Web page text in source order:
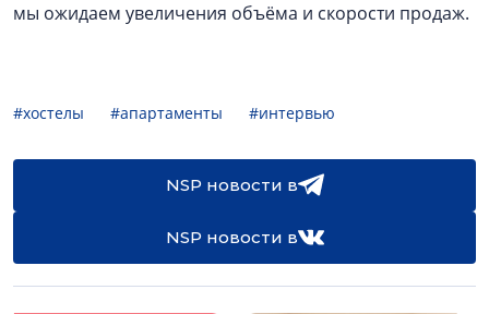
мы ожидаем увеличения объёма и скорости продаж.
#хостелы #апартаменты #интервью
NSP новости в
NSP новости в